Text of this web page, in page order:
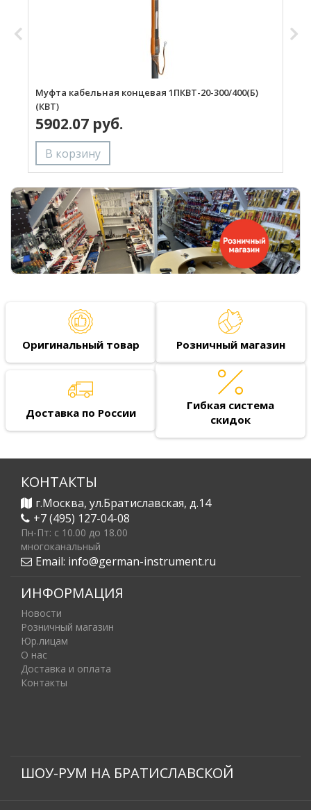
Муфта кабельная концевая 1ПКВТ-20-300/400(Б)
(КВТ)
5902.07 руб.
Оригинальный товар Розничный магазин
Доставка по России
Гибкая система
скидок
КОНТАКТЫ
г.Москва, ул.Братиславская, д.14
+7 (495) 127-04-08
Пн-Пт: c 10.00 до 18.00
многоканальный
Email: info@german-instrument.ru
ИНФОРМАЦИЯ
Новости
Розничный магазин
Юр.лицам
О нас
Доставка и оплата
Контакты
ШОУ-РУМ НА БРАТИСЛАВСКОЙ